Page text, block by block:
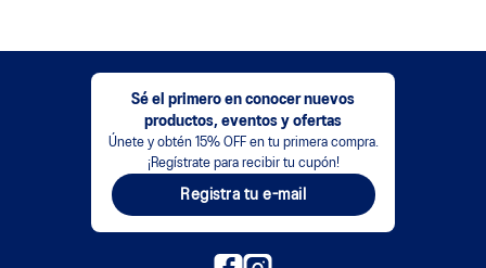
Sé el primero en conocer nuevos
productos, eventos y ofertas
Únete y obtén 15% OFF en tu primera compra.
¡Regístrate para recibir tu cupón!
Registra tu e-mail